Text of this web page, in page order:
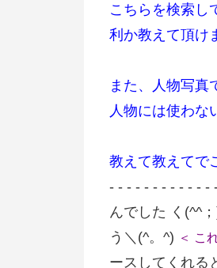
こちらを検索し
利か教えて頂け
また、人物写真
人物には使わ
教えて教えてで
- - - - - - - - - - - -
んでした く(^^
う＼(^。^) ＜ こ
ースしてくれる